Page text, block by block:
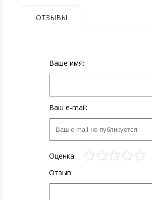
ОТЗЫВЫ